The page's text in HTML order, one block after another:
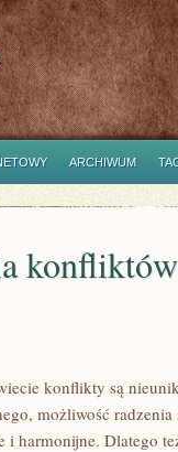
ARCHIWUM
konflikty są
⁢możliwość
harmonijne. Dlatego